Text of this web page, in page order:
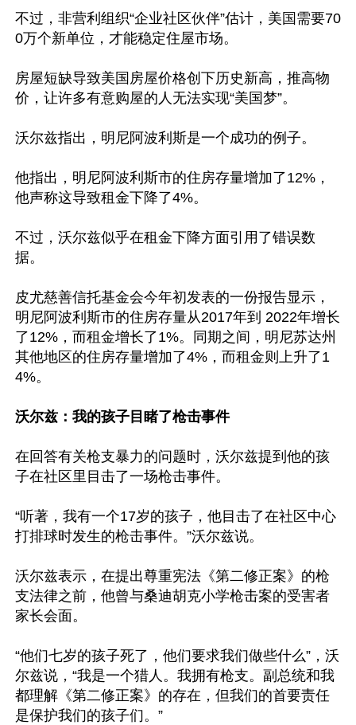
不过，非营利组织“企业社区伙伴”估计，美国需要70
0万个新单位，才能稳定住屋市场。
房屋短缺导致美国房屋价格创下历史新高，推高物
价，让许多有意购屋的人无法实现“美国梦”。
沃尔兹指出，明尼阿波利斯是一个成功的例子。
他指出，明尼阿波利斯市的住房存量增加了12%，
他声称这导致租金下降了4%。
不过，沃尔兹似乎在租金下降方面引用了错误数
据。
皮尤慈善信托基金会今年初发表的一份报告显示，
明尼阿波利斯市的住房存量从2017年到 2022年增长
了12%，而租金增长了1%。同期之间，明尼苏达州
其他地区的住房存量增加了4%，而租金则上升了1
4%。
沃尔兹：我的孩子目睹了枪击事件
在回答有关枪支暴力的问题时，沃尔兹提到他的孩
子在社区里目击了一场枪击事件。
“听著，我有一个17岁的孩子，他目击了在社区中心
打排球时发生的枪击事件。”沃尔兹说。
沃尔兹表示，在提出尊重宪法《第二修正案》的枪
支法律之前，他曾与桑迪胡克小学枪击案的受害者
家长会面。
“他们七岁的孩子死了，他们要求我们做些什么”，沃
尔兹说，“我是一个猎人。我拥有枪支。副总统和我
都理解《第二修正案》的存在，但我们的首要责任
是保护我们的孩子们。”